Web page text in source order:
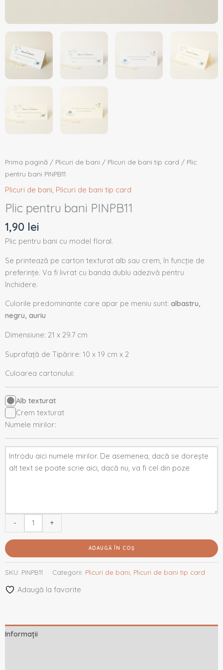
Prima pagină / Plicuri de bani / Plicuri de bani tip card / Plic
pentru bani PINPB11
Plicuri de bani, Plicuri de bani tip card
Plic pentru bani PINPB11
1,90 lei
Plic pentru bani cu model floral.
Se printează pe carton texturat alb sau crem, în funcție de
preferințe. Va fi livrat cu banda dublu adezivă pentru
închidere.
Culorile predominante care apar pe meniu sunt: albastru,
negru, auriu
Dimensiune: 21 x 29.7 cm
Suprafață de Tipărire: 10 x 19 cm x 2
Culoarea cartonului:
Alb texturat
Crem texturat
Numele mirilor:
- +
ADAUGĂ ÎN COȘ
SKU: PINPB11 Categorii: Plicuri de bani Plicuri de bani tip card
Adaugă la favorite
Informații